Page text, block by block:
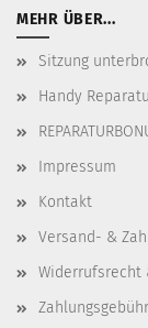
MEHR ÜBER...
Sitzung
Handy
Impressum
Kontakt
Versand- &
Widerrufsrecht